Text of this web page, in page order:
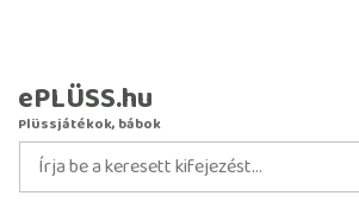
ePLÜSS.hu
Plüssjátékok, bábok